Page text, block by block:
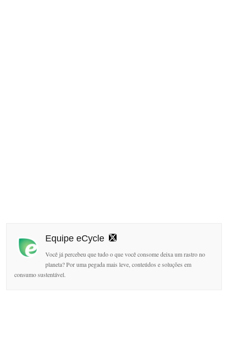
Equipe eCycle
Você já percebeu que tudo o que você consome deixa um rastro no
planeta? Por uma pegada mais leve, conteúdos e soluções em
consumo sustentável.